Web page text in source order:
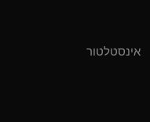
אינסטלטור